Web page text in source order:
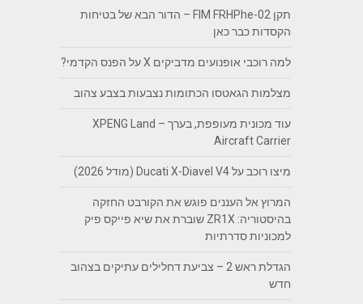
תקן FIM FRHPhe-02 – הדור הבא של בטיחות
הקסדות כבר כאן
למה רוכבי אופנועים מדביקים X על הפנס הקדמי?
מצלמות הגאטסו הכתומות נצבעות בצבע צהוב
עוד מכונית מעופפת, בערך – XPENG Land
Aircraft Carrier
מיצו רוכב על Ducati X-Diavel V4 (מודל 2026)
המרוץ אל העננים פוגש את הקורבט החזקה
בהיסטוריה: ZR1X שוברת את שיא פייקס פיק
למכוניות סדרתיות
הגדלת ראש 2 – צביעת דחלילים עתיקים בצהוב
חדש